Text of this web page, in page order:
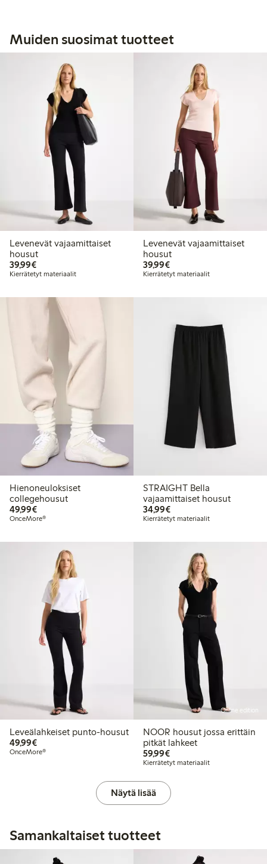
Muiden suosimat tuotteet
Levenevät vajaamittaiset
housut
39,99€39,99 €
Kierrätetyt materiaalit
Levenevät vajaamittaiset
housut
39,99€39,99 €
Kierrätetyt materiaalit
Hienoneuloksiset
collegehousut
49,99€49,99 €
OnceMore®
STRAIGHT Bella
vajaamittaiset housut
34,99€34,99 €
Kierrätetyt materiaalit
Leveälahkeiset punto-housut
49,99€49,99 €
OnceMore®
Online edition
NOOR housut jossa erittäin
pitkät lahkeet
59,99€59,99 €
Kierrätetyt materiaalit
Näytä lisää
Samankaltaiset tuotteet